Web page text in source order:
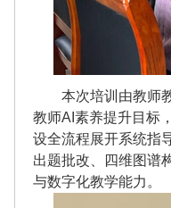
本次培训由教师
教师AI素养提升目标
设全流程展开系统指
出题批改、四维图谱
与数字化教学能力。